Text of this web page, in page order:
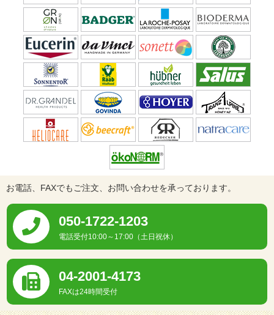
お電話、FAXでもご注文、お問い合わせを承っております。
050-1722-1203
電話受付10:00～17:00（土日祝休）
04-2001-4173
FAXは24時間受付